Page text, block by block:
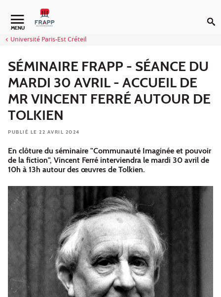
Aller au contenu
Navigation secondaire
MENU
Université Paris-Est Créteil
SÉMINAIRE FRAPP - SÉANCE DU
MARDI 30 AVRIL - ACCUEIL DE
MR VINCENT FERRÉ AUTOUR DE
TOLKIEN
PUBLIÉ LE 22 AVRIL 2024
En clôture du séminaire "Communauté Imaginée et pouvoir
de la fiction", Vincent Ferré interviendra le mardi 30 avril de
10h à 13h autour des œuvres de Tolkien.